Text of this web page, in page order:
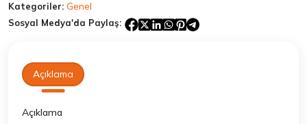
Kategoriler: Genel
Sosyal Medya'da Paylaş:
Açıklama
Açıklama